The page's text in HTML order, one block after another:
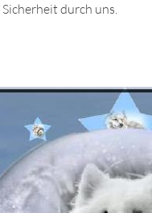
durch uns.